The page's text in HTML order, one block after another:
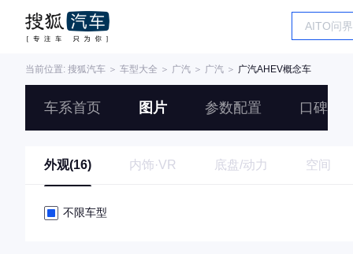
当前位置: 搜狐汽车 ＞ 车型大全 ＞ 广汽 ＞ 广汽 ＞ 广汽AHEV概念车
车系首页 图片 参数配置 口碑
外观(16) 内饰·VR 底盘/动力 空间
不限车型